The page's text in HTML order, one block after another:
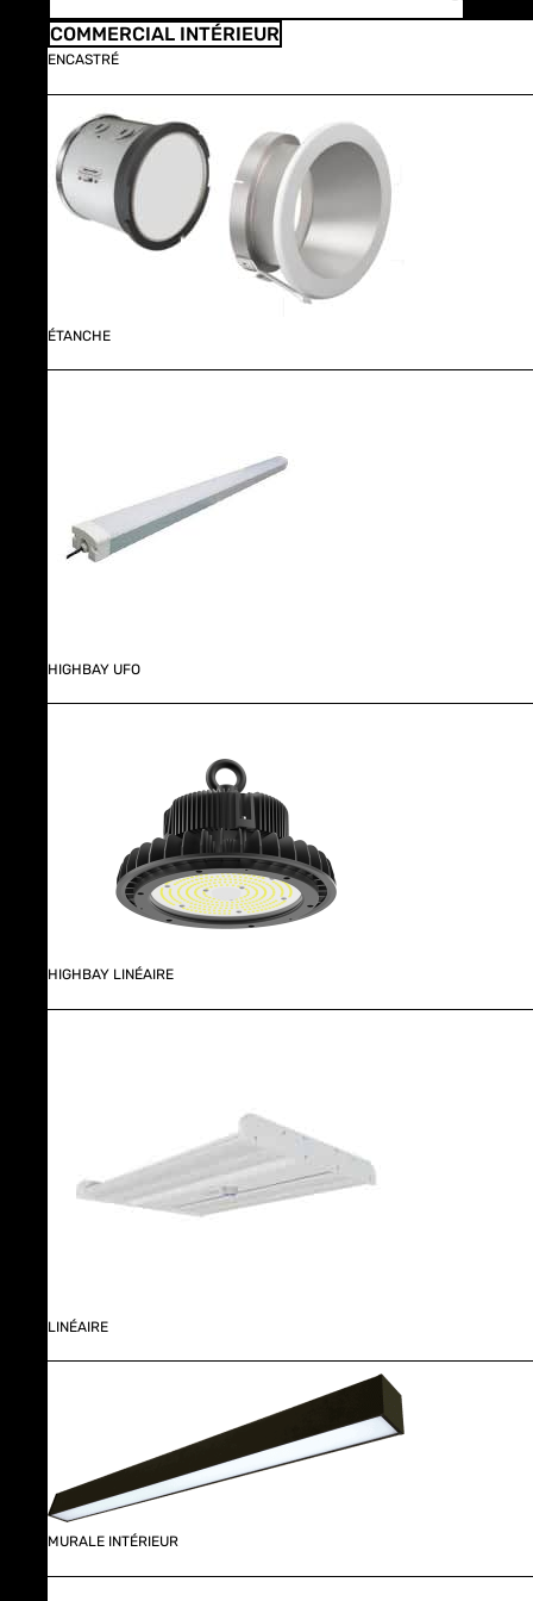
COMMERCIAL INTÉRIEUR
ENCASTRÉ
ÉTANCHE
HIGHBAY UFO
HIGHBAY LINÉAIRE
LINÉAIRE
MURALE INTÉRIEUR